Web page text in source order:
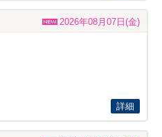
2026年08月07日(金)
詳細